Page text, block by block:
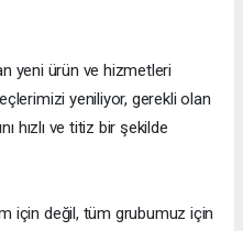
yeni ürün ve hizmetleri
yeniliyor, gerekli olan
hızlı ve titiz bir şekilde
için değil, tüm grubumuz için